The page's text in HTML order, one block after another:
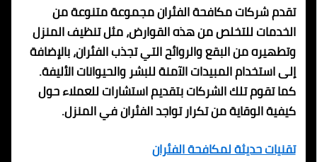
تقدم شركات مكافحة الفئران مجموعة متنوعة من
الخدمات للتخلص من هذه القوارض، مثل تنظيف المنزل
وتطهيره من البقع والروائح التي تجذب الفئران، بالإضافة
إلى استخدام المبيدات الآمنة للبشر والحيوانات الأليفة.
كما تقوم تلك الشركات بتقديم استشارات للعملاء حول
كيفية الوقاية من تكرار تواجد الفئران في المنزل.
تقنيات حديثة لمكافحة الفئران